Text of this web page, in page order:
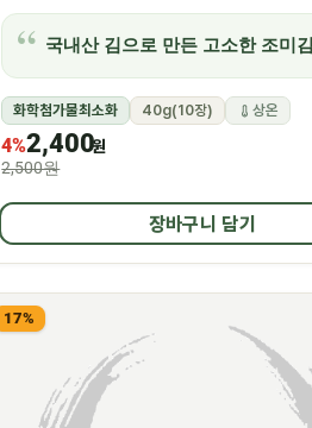
국내산 김으로 만든 고소한 조미김
화학첨가물최소화 40g(10장) 상온
4%2,400원
2,500원
장바구니 담기
17%